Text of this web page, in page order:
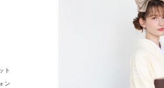
ト
ン